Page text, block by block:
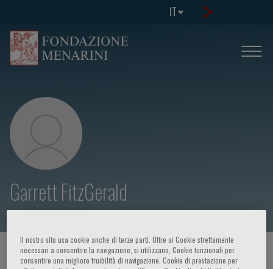
IT
Garrett FitzGerald
HOME PAGE / CORSI ED EVENTI / RELATORE
Il nostro sito usa cookie anche di terze parti. Oltre ai Cookie strettamente
necessari a consentire la navigazione, si utilizzano, Cookie funzionali per
consentire una migliore fruibilità di navigazione, Cookie di prestazione per